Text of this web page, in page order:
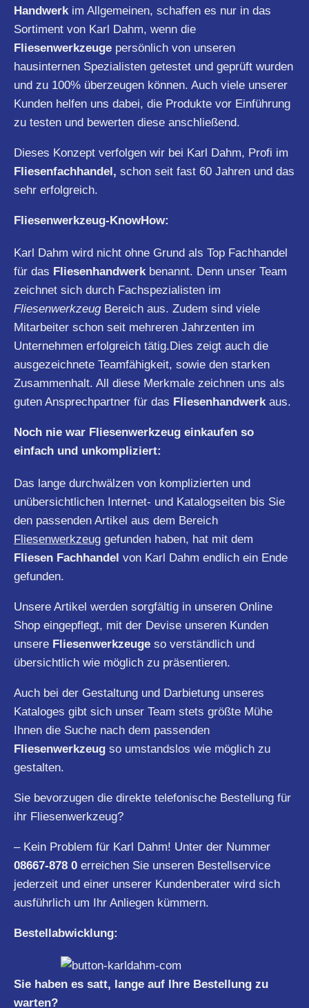
Handwerkim Allgemeinen, schaffen es nur in das
Sortiment von Karl Dahm, wenn die
Fliesenwerkzeuge persönlich von unseren
hausinternen Spezialisten getestet und geprüft wurden
und zu 100% überzeugen können. Auch viele unserer
Kunden helfen uns dabei, die Produkte vor Einführung
zu testen und bewerten diese anschließend.
Dieses Konzept verfolgen wir bei Karl Dahm, Profi im
Fliesenfachhandel, schon seit fast 60 Jahren und das
sehr erfolgreich.
Fliesenwerkzeug-KnowHow:
Karl Dahm wird nicht ohne Grund als Top Fachhandel
für das Fliesenhandwerkbenannt. Denn unser Team
zeichnet sich durch Fachspezialisten im
FliesenwerkzeugBereich aus. Zudem sind viele
Mitarbeiter schon seit mehreren Jahrzenten im
Unternehmen erfolgreich tätig.Dies zeigt auch die
ausgezeichnete Teamfähigkeit, sowie den starken
Zusammenhalt. All diese Merkmale zeichnen uns als
guten Ansprechpartner für das Fliesenhandwerkaus.
Noch nie war Fliesenwerkzeug einkaufen so
einfach und unkompliziert:
Das lange durchwälzen von komplizierten und
unübersichtlichen Internet- und Katalogseiten bis Sie
den passenden Artikel aus dem Bereich
Fliesenwerkzeug gefunden haben, hat mit dem
Fliesen Fachhandel von Karl Dahm endlich ein Ende
gefunden.
Unsere Artikel werden sorgfältig in unseren Online
Shop eingepflegt, mit der Devise unseren Kunden
unsere Fliesenwerkzeuge so verständlich und
übersichtlich wie möglich zu präsentieren.
Auch bei der Gestaltung und Darbietung unseres
Kataloges gibt sich unser Team stets größte Mühe
Ihnen die Suche nach dem passenden
Fliesenwerkzeug so umstandslos wie möglich zu
gestalten.
Sie bevorzugen die direkte telefonische Bestellung für
ihr Fliesenwerkzeug?
– Kein Problem für Karl Dahm! Unter der Nummer
08667-878 0 erreichen Sie unseren Bestellservice
jederzeit und einer unserer Kundenberater wird sich
ausführlich um Ihr Anliegen kümmern.
Bestellabwicklung:
Sie haben es satt, lange auf Ihre Bestellung zu
warten?